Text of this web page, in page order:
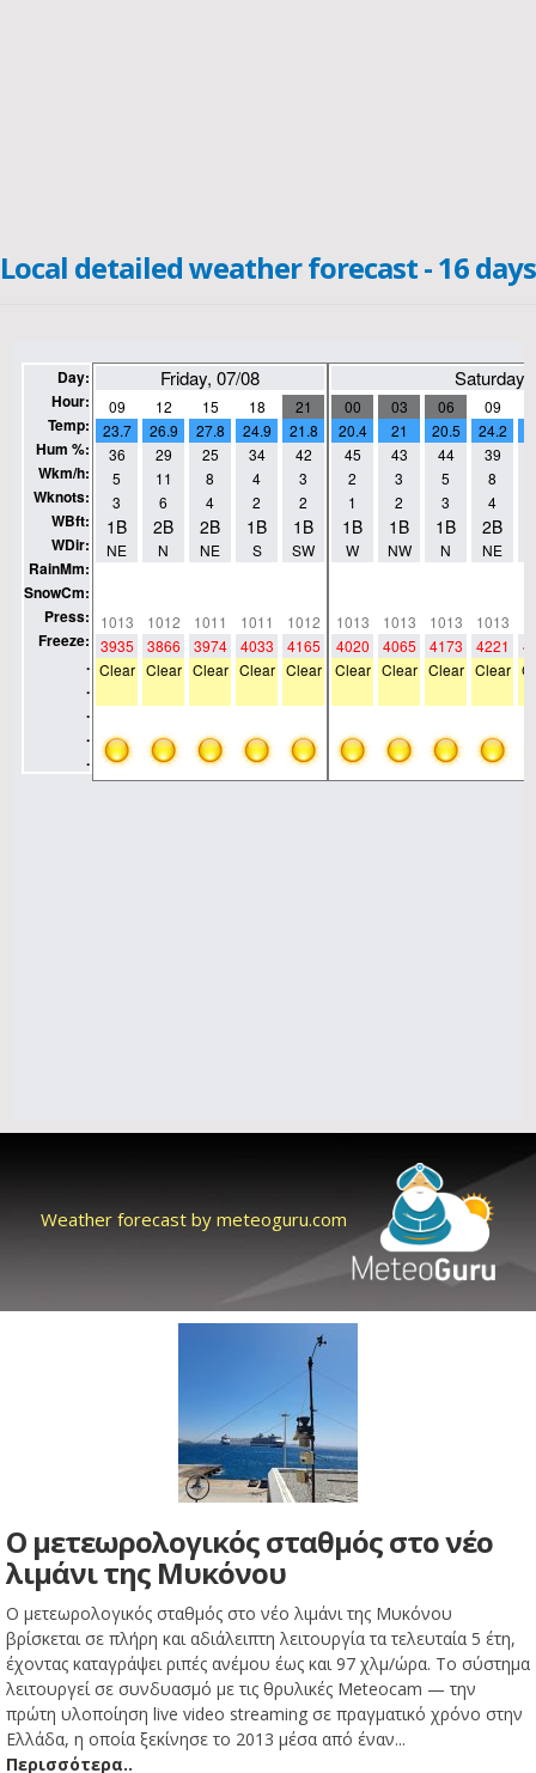
Local detailed weather forecast - 16 days
Weather forecast by meteoguru.com
Ο μετεωρολογικός σταθμός στο νέο
λιμάνι της Μυκόνου
Ο μετεωρολογικός σταθμός στο νέο λιμάνι της Μυκόνου
βρίσκεται σε πλήρη και αδιάλειπτη λειτουργία τα τελευταία 5 έτη,
έχοντας καταγράψει ριπές ανέμου έως και 97 χλμ/ώρα. Το σύστημα
λειτουργεί σε συνδυασμό με τις θρυλικές Meteocam — την
πρώτη υλοποίηση live video streaming σε πραγματικό χρόνο στην
Ελλάδα, η οποία ξεκίνησε το 2013 μέσα από έναν...
Περισσότερα..